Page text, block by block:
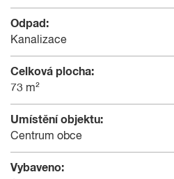
Odpad:
Kanalizace
Celková plocha:
73 m²
Umístění objektu:
Centrum obce
Vybaveno: